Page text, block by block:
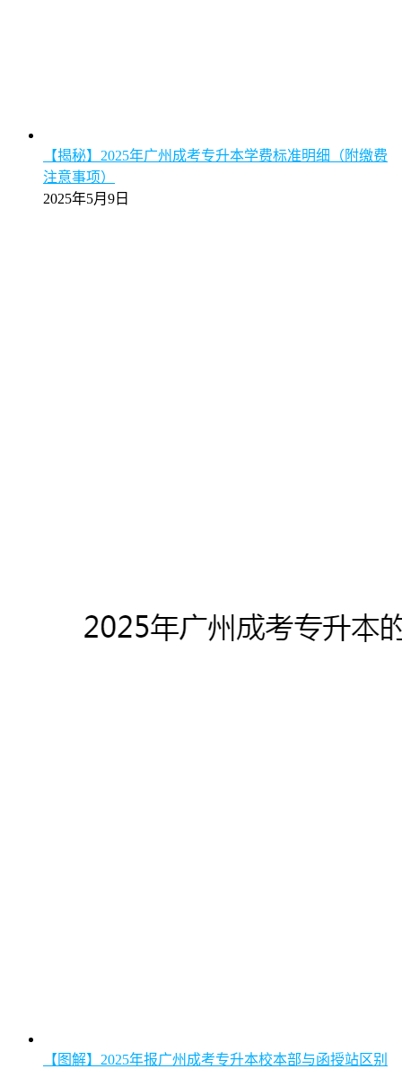
【揭秘】2025年广州成考专升本学费标准明细（附缴费
注意事项）
2025年5月9日
【图解】2025年报广州成考专升本校本部与函授站区别